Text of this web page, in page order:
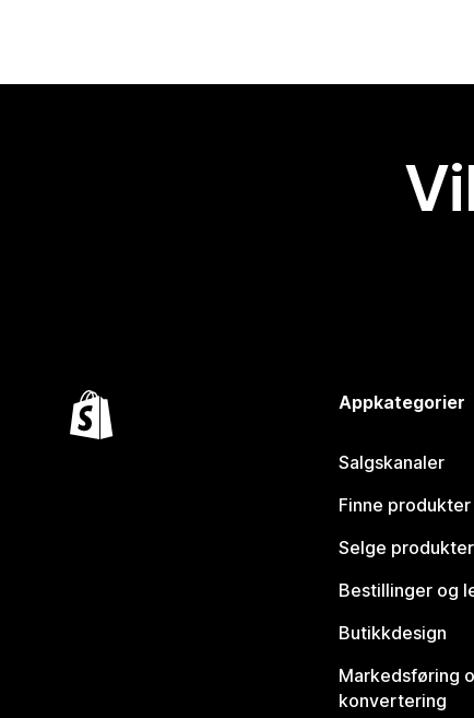
Appkategorier
Salgskanaler
Finne produkter
Selge produkter
Bestillinger og
Butikkdesign
Markedsføring
konvertering